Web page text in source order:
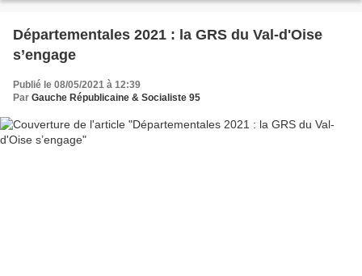
Départementales 2021 : la GRS du Val-d'Oise
s’engage
Publié le 08/05/2021 à 12:39
Par Gauche Républicaine & Socialiste 95